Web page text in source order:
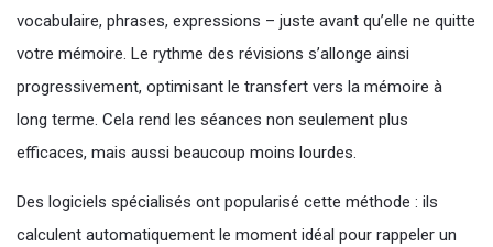
vocabulaire, phrases, expressions – juste avant qu’elle ne quitte
votre mémoire. Le rythme des révisions s’allonge ainsi
progressivement, optimisant le transfert vers la mémoire à
long terme. Cela rend les séances non seulement plus
efficaces, mais aussi beaucoup moins lourdes.
Des logiciels spécialisés ont popularisé cette méthode : ils
calculent automatiquement le moment idéal pour rappeler un